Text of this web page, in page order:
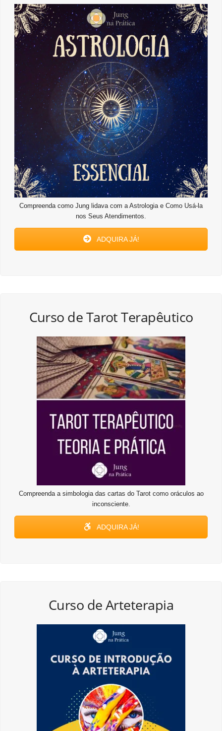
Compreenda como Jung lidava com a Astrologia e Como Usá-la
nos Seus Atendimentos.
ADQUIRA JÁ!
Curso de Tarot Terapêutico
Compreenda a simbologia das cartas do Tarot como oráculos ao
inconsciente.
ADQUIRA JÁ!
Curso de Arteterapia